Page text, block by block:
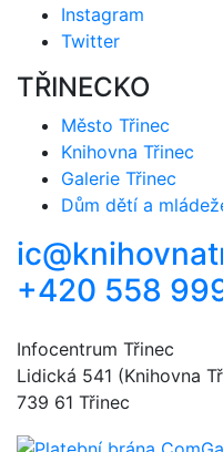
Instagram
Twitter
TŘINECKO
Město Třinec
Knihovna Třinec
Galerie Třinec
Dům dětí a
+420 558
Infocentrum Třinec
Lidická 541 (Knihovna
739 61 Třinec